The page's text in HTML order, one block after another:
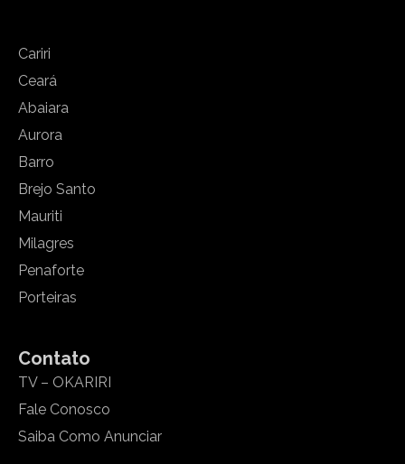
Cariri
Ceará
Abaiara
Aurora
Barro
Brejo Santo
Mauriti
Milagres
Penaforte
Porteiras
Contato
TV – OKARIRI
Fale Conosco
Saiba Como Anunciar